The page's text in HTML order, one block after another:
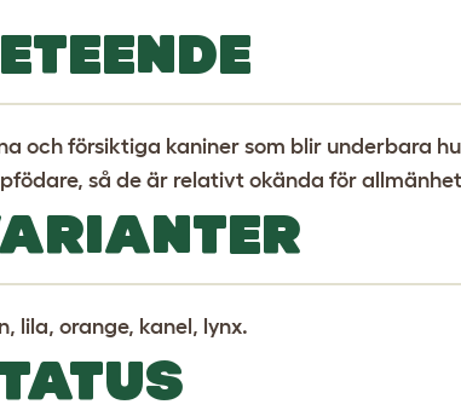
och försiktiga kaniner som blir underbara
så de är relativt okända för
lila, orange, kanel, lynx.